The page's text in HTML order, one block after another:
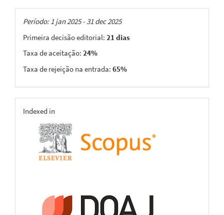
Taxas
Período: 1 jan 2025 - 31 dec 2025
Primeira decisão editorial: 21 dias
Taxa de aceitação: 24%
Taxa de rejeição na entrada: 65%
indexing
Indexed in